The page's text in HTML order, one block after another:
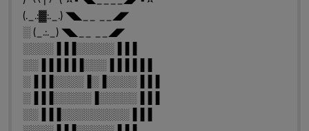
(._.:▓:._.) ◥◣__ __◢◤
░ (_.:._) ◥◣__ __◢◤
░░░░▐▐▐░░░░░▐▐▐
░░▐▐▐▐▐▐░░░▐▐▐▐▐▐
░▐▐▐░░░░▐░▐░░░░▐▐▐
░▐▐▐░░░░░▐░░░░░▐▐▐
░░▐▐▐░░░░░░░░░▐▐▐